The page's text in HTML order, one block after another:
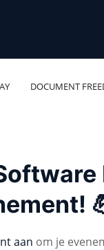
DOCUMENT
aan om je